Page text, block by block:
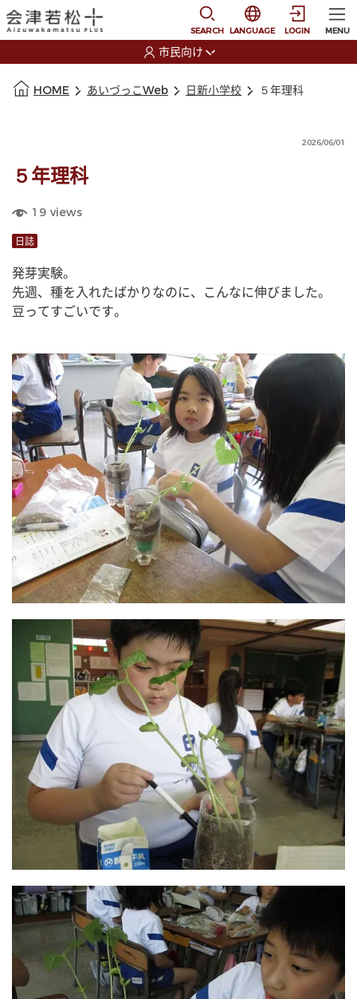
SEARCH
選択すると言語の切
LANGUAGE LOGIN MENU
市民向け
HOME あいづっこWeb 日新小学校 ５年理科
2026/06/01
５年理科
19 views
日誌
発芽実験。
先週、種を入れたばかりなのに、こんなに伸びました。
豆ってすごいです。